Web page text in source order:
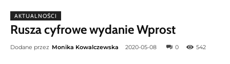
AKTUALNOŚCI
Rusza cyfrowe wydanie Wprost
Dodane przez Monika Kowalczewska 2020-05-08 0 542